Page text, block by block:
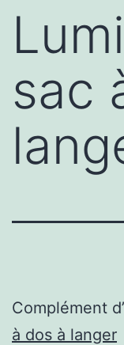
sac
Complément
à dos à langer